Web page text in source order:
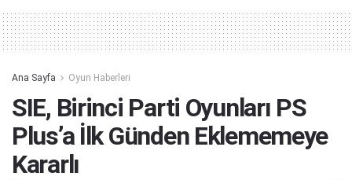
Ana Sayfa Oyun Haberleri
SIE, Birinci Parti Oyunları PS
Plus’a İlk Günden Eklememeye
Kararlı